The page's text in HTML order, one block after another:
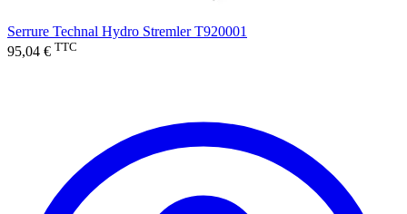
Serrure Technal Hydro Stremler T920001
95,04 € TTC